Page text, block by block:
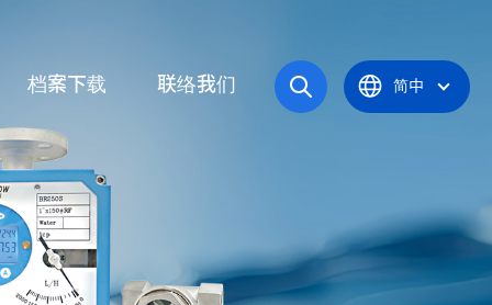
炉
档案下载
操作手册
产品型录
认证证书
联络我们 简中